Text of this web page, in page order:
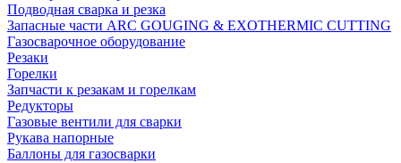
Подводная сварка и резка
Запасные части ARC GOUGING & EXOTHERMIC CUTTING
Газосварочное оборудование
Резаки
Горелки
Запчасти к резакам и горелкам
Редукторы
Газовые вентили для сварки
Рукава напорные
Баллоны для газосварки